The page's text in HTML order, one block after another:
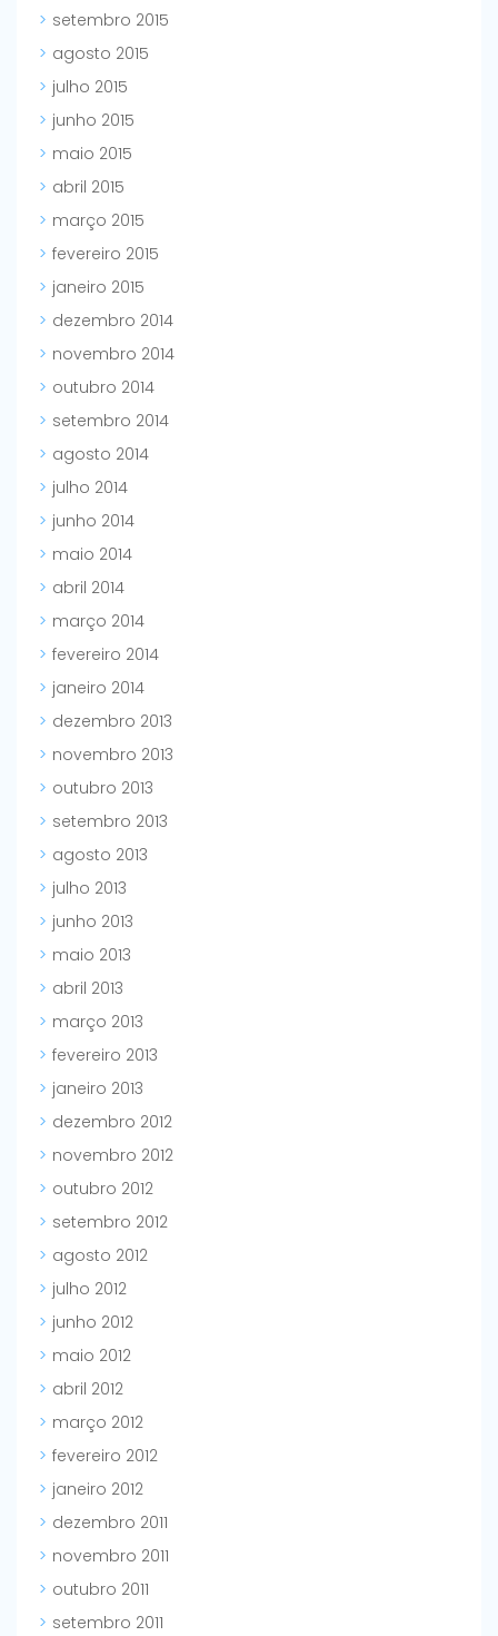
setembro 2015
agosto 2015
julho 2015
junho 2015
maio 2015
abril 2015
março 2015
fevereiro 2015
janeiro 2015
dezembro 2014
novembro 2014
outubro 2014
setembro 2014
agosto 2014
julho 2014
junho 2014
maio 2014
abril 2014
março 2014
fevereiro 2014
janeiro 2014
dezembro 2013
novembro 2013
outubro 2013
setembro 2013
agosto 2013
julho 2013
junho 2013
maio 2013
abril 2013
março 2013
fevereiro 2013
janeiro 2013
dezembro 2012
novembro 2012
outubro 2012
setembro 2012
agosto 2012
julho 2012
junho 2012
maio 2012
abril 2012
março 2012
fevereiro 2012
janeiro 2012
dezembro 2011
novembro 2011
outubro 2011
setembro 2011